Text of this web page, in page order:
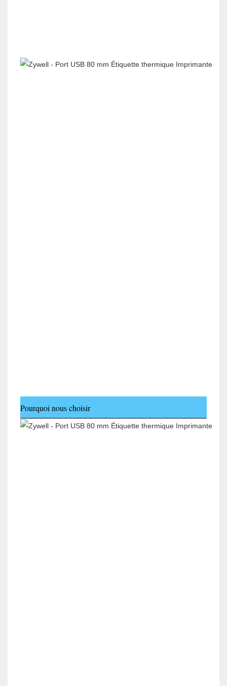
Pourquoi nous choisir